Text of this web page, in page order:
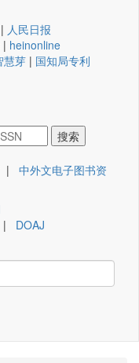
| 人民日报
| heinonline
慧芽 | 国知局专利
| 中外文电子图书资
| DOAJ